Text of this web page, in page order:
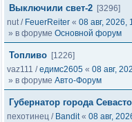
Выключили свет-2 [3296]
nut/ FeuerReiter « 08 авг, 2026,
» в форуме Основной форум
Топливо [1226]
vaz111 /едимс2605 « 08 авг,
» в форуме Авто-Форум
Губернатор города
пехотинец / Bandit« 08 авг,